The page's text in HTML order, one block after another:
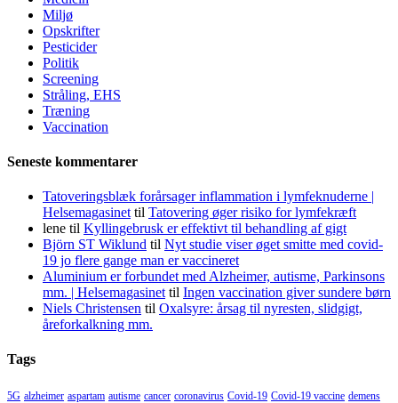
Miljø
Opskrifter
Pesticider
Politik
Screening
Stråling, EHS
Træning
Vaccination
Seneste kommentarer
Tatoveringsblæk forårsager inflammation i lymfeknuderne |
Helsemagasinet til Tatovering øger risiko for lymfekræft
lene til Kyllingebrusk er effektivt til behandling af gigt
Björn ST Wiklund til Nyt studie viser øget smitte med covid-
19 jo flere gange man er vaccineret
Aluminium er forbundet med Alzheimer, autisme, Parkinsons
mm. | Helsemagasinet til Ingen vaccination giver sundere børn
Niels Christensen til Oxalsyre: årsag til nyresten, slidgigt,
åreforkalkning mm.
Tags
5G alzheimer aspartam autisme cancer coronavirus Covid-19 Covid-19 vaccine demens